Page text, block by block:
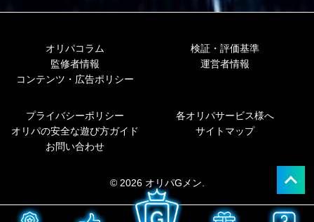
オリパコラム
検証・評価基準
監修者情報
運営者情報
コンテンツ・広告ポリシー
プライバシーポリシー
各オリパサービス様へ
オリパの安全な遊び方ガイド
サイトマップ
お問い合わせ
© 2026 オリパGメン.